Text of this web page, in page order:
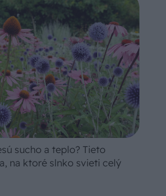
sucho a teplo? Tieto
na ktoré slnko svieti celý